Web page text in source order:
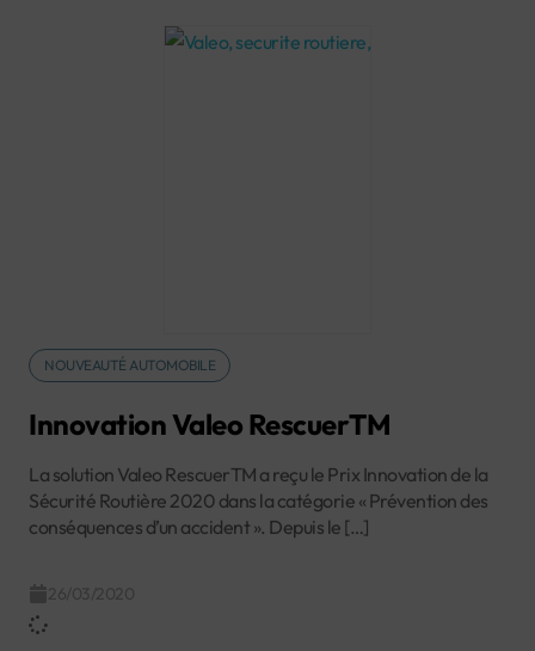
NOUVEAUTÉ AUTOMOBILE
Innovation Valeo RescuerTM
La solution Valeo RescuerTM a reçu le Prix Innovation de la
Sécurité Routière 2020 dans la catégorie « Prévention des
conséquences d’un accident ». Depuis le […]